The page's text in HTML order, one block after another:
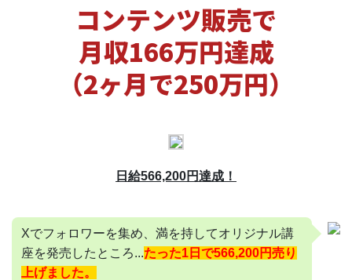
コンテンツ販売で
月収166万円達成
（2ヶ月で250万円）
日給566,200円達成！
Xでフォロワーを集め、満を持してオリジナル講
座を発売したところ...たった1日で566,200円売り
上げました。